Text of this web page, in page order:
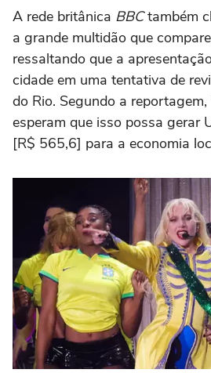
A rede britânica BBCtambém
a grande multidão que
ressaltando que a
cidade em uma tentativa de
do Rio. Segundo a
esperam que isso possa gerar
[R$ 565,6] para a economia